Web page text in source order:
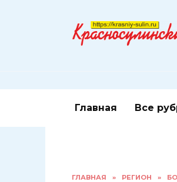
Главная Все
ГЛАВНАЯ » РЕГИОН »